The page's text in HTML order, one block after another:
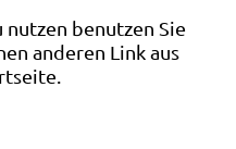
benutzen Sie
anderen Link aus